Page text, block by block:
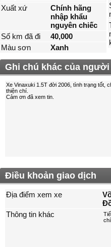
Xuất xứ
Chính hãng
nhập khẩu
nguyên chiếc
Số km đã đi
40,000
Màu sơn
Xanh
Ghi chú khác của người
Điều khoản giao dịch
Địa điểm xem xe
Thông tin khác